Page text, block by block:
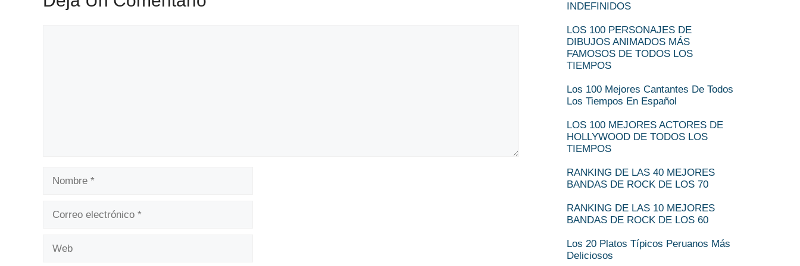
INDEFINIDOS
LOS 100 PERSONAJES DE
DIBUJOS ANIMADOS MÁS
FAMOSOS DE TODOS LOS
TIEMPOS
Los 100 Mejores Cantantes De Todos
Los Tiempos En Español
LOS 100 MEJORES ACTORES DE
HOLLYWOOD DE TODOS LOS
TIEMPOS
RANKING DE LAS 40 MEJORES
BANDAS DE ROCK DE LOS 70
RANKING DE LAS 10 MEJORES
BANDAS DE ROCK DE LOS 60
Los 20 Platos Típicos Peruanos Más
Deliciosos